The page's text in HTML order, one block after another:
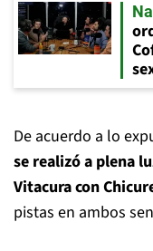
De acuerdo a lo
se realizó a plena
Vitacura con
pistas en ambos